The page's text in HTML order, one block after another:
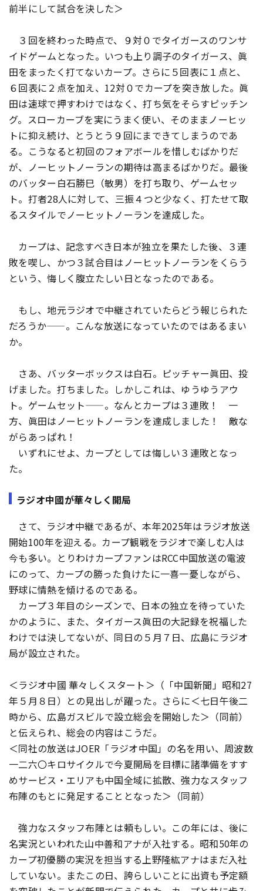
前半にして試合を決した＞
３回を終わった時点で、９対０でタイガースのワンサ
イドゲームとなった。いつも上り調子のタイガース、眞
田をまったく打てないカープ。さらに５回表に１点と、
６回表に２点を加え、12対０でカープを突き放した。眞
田は速球で押すわけではなく、打ち気をそらすピッチン
グ。スローカーブを実にうまく使い、そのままノーヒッ
トに抑え続け、とうとう９回にまできてしまうのであ
る。こうなると初回のフォアボールを惜しむばかりだ
が、ノーヒットノーランの期待は高まるばかりだ。最後
のバッター白石勝巳（敏男）を打ち取り、ゲームセッ
ト。打者28人に対して、三振４つと少なく、打たせて取
るスタイルでノーヒットノーランを達成した。
カープは、記念すべき日本が独立を果たした後、３連
敗を喫し、かつ３試合目はノーヒットノーランをくらう
という、悔しく腹立たしい日となったのである。
もし、地元ラジオで中継されていたらどう報じられた
だろうか——。こんな放送になっていたのではあるまい
か。
さあ、バッターボックスは白石。ピッチャー眞田、投
げました。打ちました。しかしこれは、ゆうゆうアウ
ト。ゲームセット——。なんとカープは３連敗！ 一
方、眞田はノーヒットノーランを達成しました！ 敵な
がらあっぱれ！
いずれにせよ、カープとしては悔しい３連敗となっ
た。
ラジオ中國が華々しく開局
さて、ラジオ中継であるが、本年2025年はラジオ放送
開始100年を迎える。カープ観戦をラジオで楽しむ人は
今も多い。とりわけカープファンはRCC中国放送の電波
にのって、カープの勝った負けたに一喜一憂しながら、
野球に情熱を傾けるのである。
カープ３年目のシーズンで、日本の独立を待っていた
かのように、また、タイガース眞田の大記録を祝福した
わけでは決してないが、同日の５月７日、広島にラジオ
局が設立された。
＜ラジオ中國 華々しくスタート＞（「中国新聞」昭和27
年５月８日）との見出しが躍った。さらに＜七日午後二
時から、広島ガスビルで設立総会を開始した＞（同前）
と伝えられ、総会の内容はこうだ。
＜同社の放送はJOER「ラジオ中国」の名を用い、周波数
一二六〇キロサイクルで今夏開局を目標に諸準備をすす
めサービス・エリアも中国全域に拡散、強力なスタッフ
布陣のもとに発足することとなった＞（同前）
強力なスタッフ布陣とは頼もしい。この年には、後に
名実況といわれた山中善和アナが入社する。昭和50年の
カープ初優勝の実況を担当する上野隆紘アナはまだ入社
していない。またこの日、誇らしいことに出資も予定額